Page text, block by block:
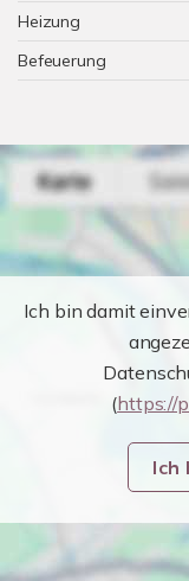
Heizung
Befeuerung
Ich bin damit
(https://
Ich